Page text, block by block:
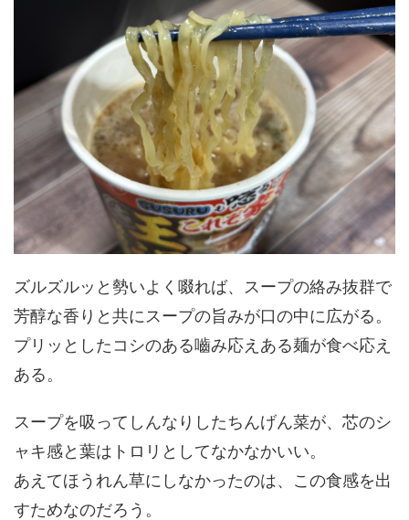
ズルズルッと勢いよく啜れば、スープの絡み抜群で
芳醇な香りと共にスープの旨みが口の中に広がる。
プリッとしたコシのある嚙み応えある麺が食べ応え
ある。
スープを吸ってしんなりしたちんげん菜が、芯のシ
ャキ感と葉はトロリとしてなかなかいい。
あえてほうれん草にしなかったのは、この食感を出
すためなのだろう。